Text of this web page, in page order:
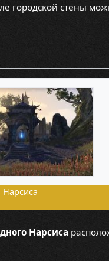
городской стены
Нарсиса